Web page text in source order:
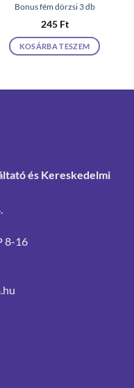
Bonus fém dörzsi 3 db
245 Ft
KOSÁRBA TESZEM
és Kereskedelmi
8-16